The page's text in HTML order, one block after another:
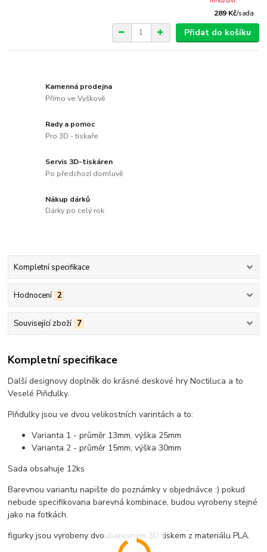
289 Kč/sada
Přidat do košíku
Kamenná prodejna
Přímo ve Vyškově
Rady a pomoc
Pro 3D - tiskaře
Servis 3D-tiskáren
Po předchozí domluvě
Nákup dárků
Dárky po celý rok
Kompletní specifikace
Hodnocení 2
Související zboží 7
Kompletní specifikace
Další designovy doplněk do krásné deskové hry Noctiluca a to
Veselé Piňďulky.
Piňďulky jsou ve dvou velikostních varintách a to:
Varianta 1 - průměr 13mm, výška 25mm
Varianta 2 - průměr 15mm, výška 30mm
Sada obsahuje 12ks
Barevnou variantu napište do poznámky v objednávce :) pokud
nebude specifikovana barevná kombinace, budou vyrobeny stejné
jako na fotkách.
figurky jsou vyrobeny dvoubarevným 3D tiskem z materiálu PLA.